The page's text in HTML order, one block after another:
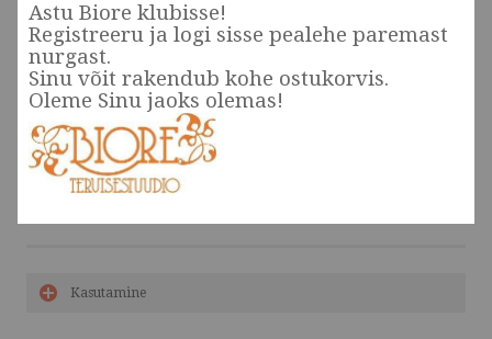
Kaubamärk: Kadakakoda
Saaremaa kadakavõrsetest ja vahtramahlast kokku keedetud siirupile
annab erilise karamellise maitse kvaliteetne demerara suhkur.
8,50 €
Kasutamine
Astu Biore klubisse!
Registreeru ja logi sisse pealehe paremast
nurgast.
Sinu võit rakendub kohe ostukorvis.
Oleme Sinu jaoks olemas!